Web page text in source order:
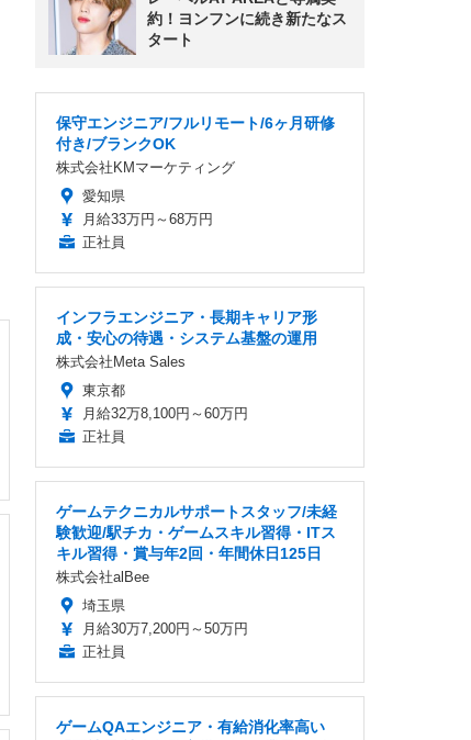
約！ヨンフンに続き新たなス
タート
保守エンジニア/フルリモート/6ヶ月研修
付き/ブランクOK
株式会社KMマーケティング
愛知県
月給33万円～68万円
正社員
インフラエンジニア・長期キャリア形
成・安心の待遇・システム基盤の運用
株式会社Meta Sales
東京都
月給32万8,100円～60万円
正社員
ゲームテクニカルサポートスタッフ/未経
験歓迎/駅チカ・ゲームスキル習得・ITス
キル習得・賞与年2回・年間休日125日
株式会社alBee
埼玉県
月給30万7,200円～50万円
正社員
ゲームQAエンジニア・有給消化率高い